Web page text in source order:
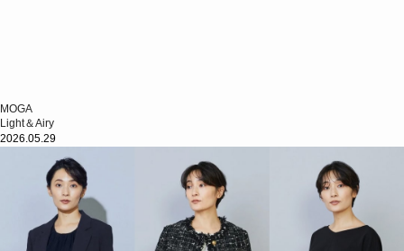
MOGA
Light＆Airy
2026.05.29